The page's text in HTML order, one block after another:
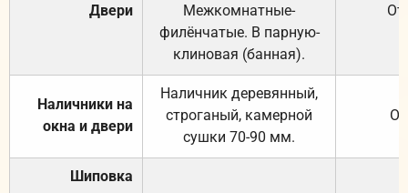
Двери
Межкомнатные-
филёнчатые. В парную-
клиновая (банная).
Наличники на
окна и двери
Наличник деревянный,
строганый, камерной
сушки 70-90 мм.
Шиповка